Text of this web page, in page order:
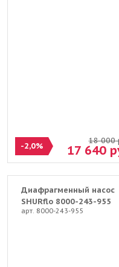
-2,0%
18 000
17 640
Диафрагменный насос
SHURflo 8000-243-955
арт. 8000-243-955